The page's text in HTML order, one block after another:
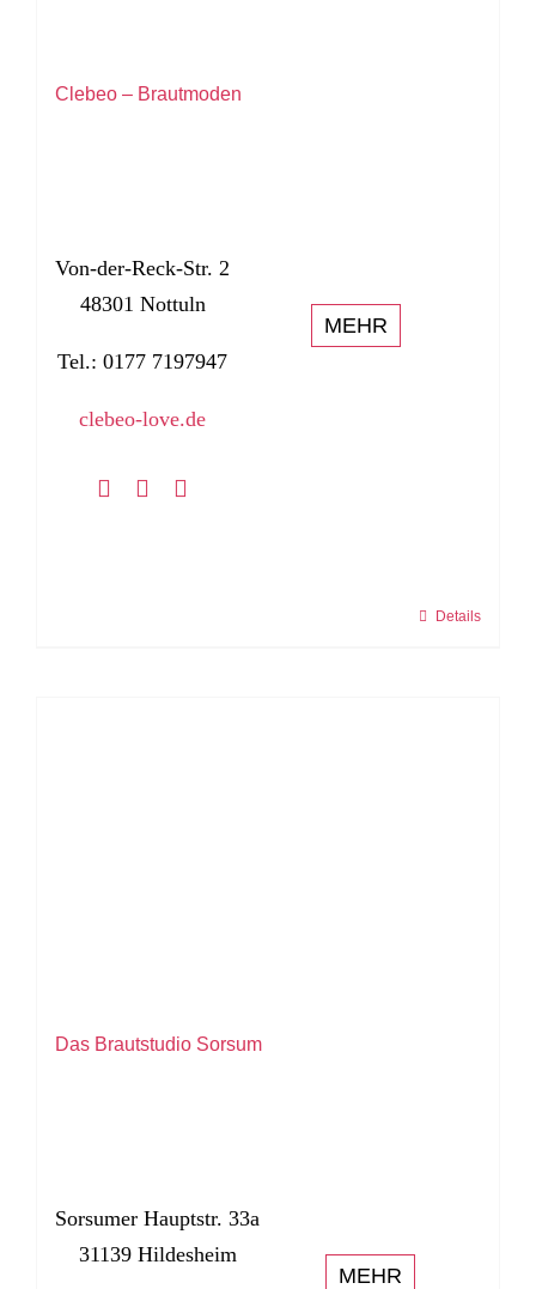
Clebeo – Brautmoden
Von-der-Reck-Str. 2
48301 Nottuln
Tel.: 0177 7197947
clebeo-love.de
MEHR
Details
Das Brautstudio Sorsum
Sorsumer Hauptstr. 33a
31139 Hildesheim
MEHR